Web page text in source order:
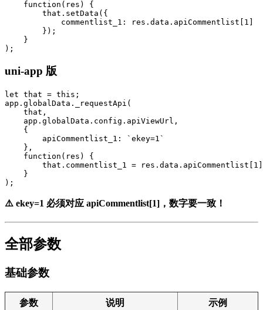
function(res) {
that.setData({
commentlist_1: res.data.apiCommentlist[1]
});
}
);
uni-app 版
let that = this;
app.globalData._requestApi(
that,
app.globalData.config.apiViewUrl,
{
apiCommentlist_1: `ekey=1`
},
function(res) {
that.commentlist_1 =
}
);
⚠️ ekey=1 必须对应 apiCommentlist[1]，数字要一致！
全部参数
基础参数
参数 说明 示例